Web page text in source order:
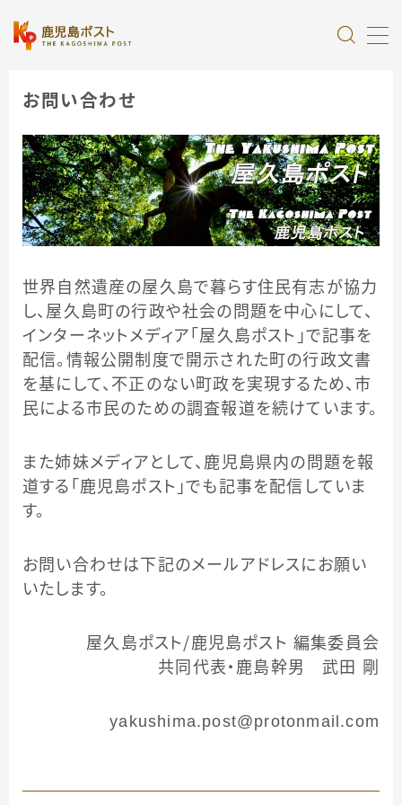
全記事カテゴリー
私たちについて
受賞・報道
情報提供
お問い合わせ
世界自然遺産の屋久島で暮らす住民有志が協力
し、屋久島町の行政や社会の問題を中心にして、
インターネットメディア「屋久島ポスト」で記事を
配信。情報公開制度で開示された町の行政文書
を基にして、不正のない町政を実現するため、市
民による市民のための調査報道を続けています。
また姉妹メディアとして、鹿児島県内の問題を報
道する「鹿児島ポスト」でも記事を配信していま
す。
お問い合わせは下記のメールアドレスにお願い
いたします。
屋久島ポスト／鹿児島ポスト 編集委員会
共同代表・鹿島幹男 武田 剛
yakushima.post@protonmail.com